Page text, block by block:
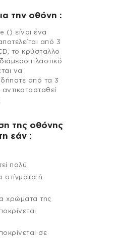
την οθόνη :
() είναι ένα
από 3
το κρύσταλλο
πλαστικό
να
από τα 3
της οθόνης
εάν :
πολύ
στίγματα ή
χρώματα της
σε